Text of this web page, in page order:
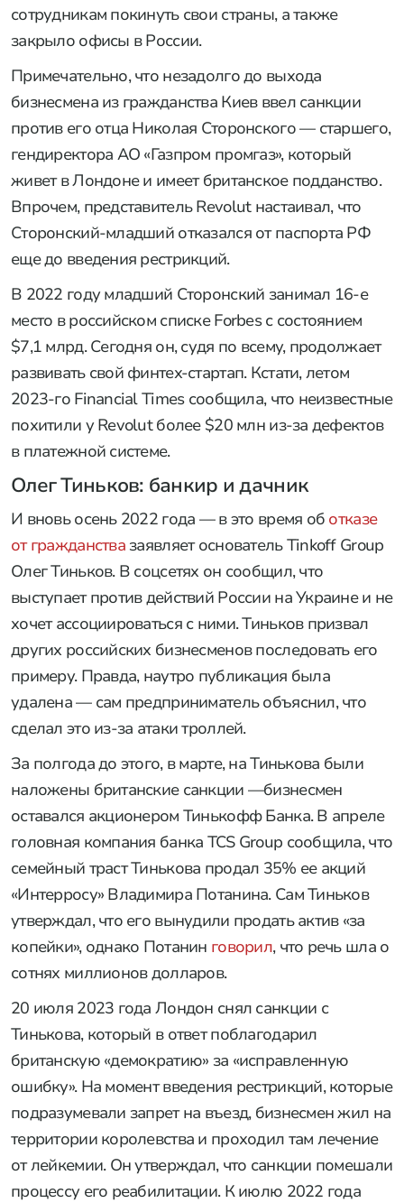
сотрудникам покинуть свои страны, а также
закрыло офисы в России.
Примечательно, что незадолго до выхода
бизнесмена из гражданства Киев ввел санкции
против его отца Николая Сторонского — старшего,
гендиректора АО «Газпром промгаз», который
живет в Лондоне и имеет британское подданство.
Впрочем, представитель Revolut настаивал, что
Сторонский-младший отказался от паспорта РФ
еще до введения рестрикций.
В 2022 году младший Сторонский занимал 16-е
место в российском списке Forbes с состоянием
$7,1 млрд. Сегодня он, судя по всему, продолжает
развивать свой финтех-стартап. Кстати, летом
2023-го Financial Times сообщила, что неизвестные
похитили у Revolut более $20 млн из-за дефектов
в платежной системе.
Олег Тиньков: банкир и дачник
И вновь осень 2022 года — в это время об отказе
от гражданствазаявляет основатель Tinkoff Group
Олег Тиньков. В соцсетях он сообщил, что
выступает против действий России на Украине и не
хочет ассоциироваться с ними. Тиньков призвал
других российских бизнесменов последовать его
примеру. Правда, наутро публикация была
удалена — сам предприниматель объяснил, что
сделал это из-за атаки троллей.
За полгода до этого, в марте, на Тинькова были
наложены британские санкции —бизнесмен
оставался акционером Тинькофф Банка. В апреле
головная компания банка TCS Group сообщила, что
семейный траст Тинькова продал 35% ее акций
«Интерросу» Владимира Потанина. Сам Тиньков
утверждал, что его вынудили продать актив «за
копейки», однако Потанин говорил, что речь шла о
сотнях миллионов долларов.
20 июля 2023 года Лондон снял санкции с
Тинькова, который в ответ поблагодарил
британскую «демократию» за «исправленную
ошибку». На момент введения рестрикций, которые
подразумевали запрет на въезд, бизнесмен жил на
территории королевства и проходил там лечение
от лейкемии. Он утверждал, что санкции помешали
процессу его реабилитации. К июлю 2022 года